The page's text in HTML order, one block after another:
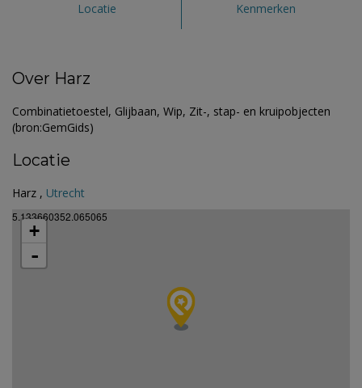
Locatie Kenmerken
Over Harz
Combinatietoestel, Glijbaan, Wip, Zit-, stap- en kruipobjecten
(bron:GemGids)
Locatie
Harz , Utrecht
5.133660352.065065
+
-